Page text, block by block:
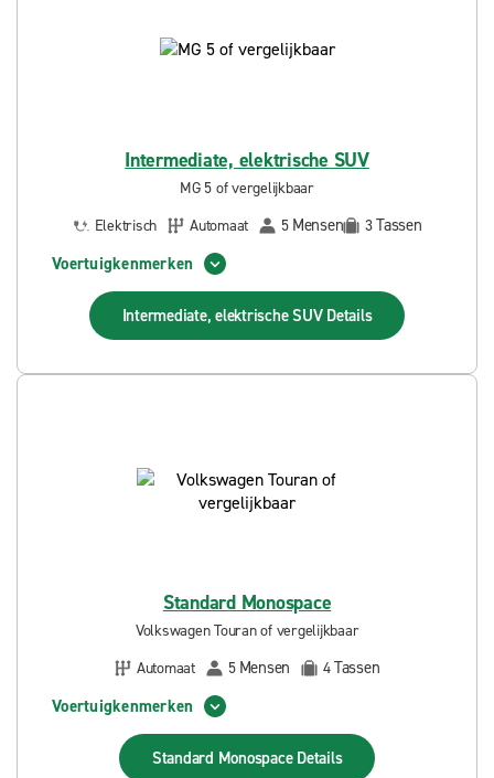
Intermediate, elektrische SUV
MG 5 of vergelijkbaar
Elektrisch
Automaat 5 Mensen 3Tassen
Voertuigkenmerken
Intermediate, elektrische SUV Details
Standard Monospace
Volkswagen Touran of vergelijkbaar
Automaat
5 Mensen 4Tassen
Voertuigkenmerken
Standard Monospace Details